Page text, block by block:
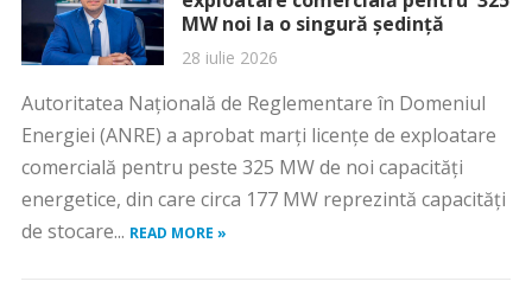
MW noi la o singură ședință
28 iulie 2026
Autoritatea Naţională de Reglementare în Domeniul
Energiei (ANRE) a aprobat marţi licenţe de exploatare
comercială pentru peste 325 MW de noi capacităţi
energetice, din care circa 177 MW reprezintă capacităţi
de stocare... READ MORE »